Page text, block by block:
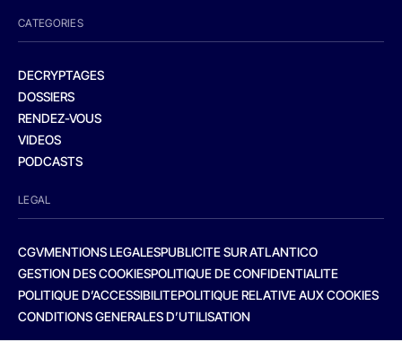
CATEGORIES
DECRYPTAGES
DOSSIERS
RENDEZ-VOUS
VIDEOS
PODCASTS
LEGAL
CGVMENTIONS LEGALESPUBLICITE SUR ATLANTICO
GESTION DES COOKIESPOLITIQUE DE CONFIDENTIALITE
POLITIQUE D’ACCESSIBILITEPOLITIQUE RELATIVE AUX COOKIES
CONDITIONS GENERALES D’UTILISATION